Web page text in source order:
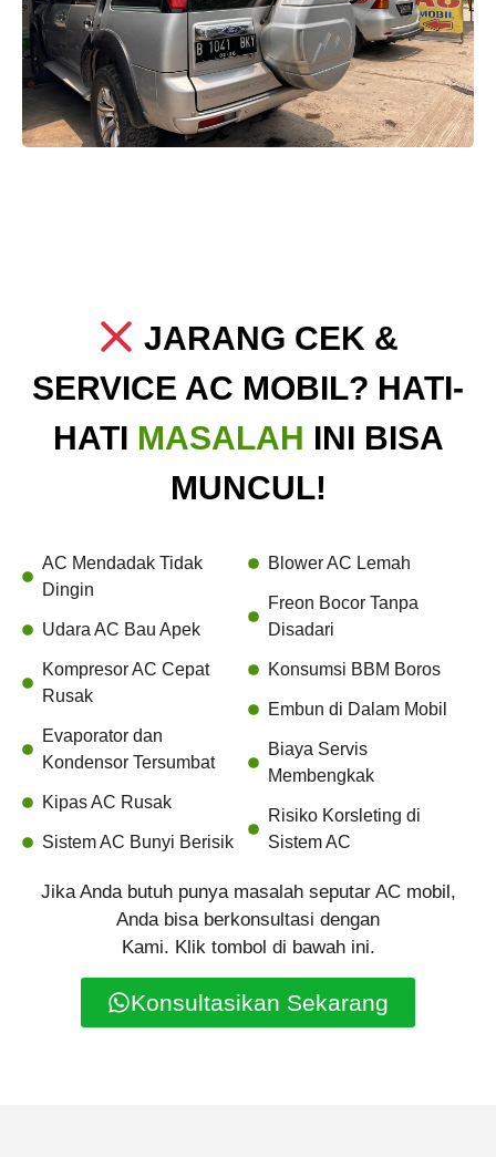
JARANG CEK &
SERVICE AC MOBIL? HATI-
HATI MASALAH INI BISA
MUNCUL!
AC Mendadak Tidak
Dingin
Udara AC Bau Apek
Kompresor AC Cepat
Rusak
Evaporator dan
Kondensor Tersumbat
Kipas AC Rusak
Sistem AC Bunyi Berisik
Blower AC Lemah
Freon Bocor Tanpa
Disadari
Konsumsi BBM Boros
Embun di Dalam Mobil
Biaya Servis
Membengkak
Risiko Korsleting di
Sistem AC
Jika Anda butuh punya masalah seputar AC mobil,
Anda bisa berkonsultasi dengan
Kami. Klik tombol di bawah ini.
Konsultasikan Sekarang